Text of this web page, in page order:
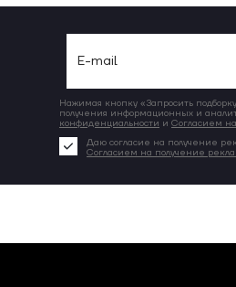
Нажимая кнопку «Запросить
получения информационных и
конфиденциальности и Согласием
Даю согласие на получение
Согласием на получение